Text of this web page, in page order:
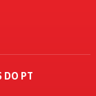
DO PT